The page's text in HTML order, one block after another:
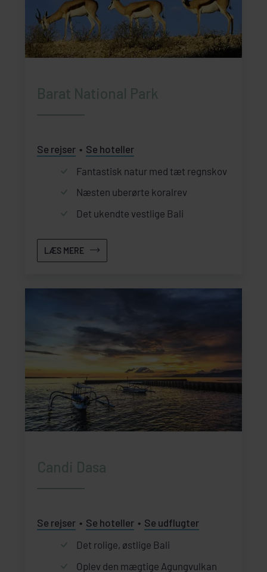
Barat National Park
Se rejser
Se hoteller
Fantastisk natur med tæt regnskov
Næsten uberørte koralrev
Det ukendte vestlige Bali
LÆS MERE
Candi Dasa
Se rejser Se hoteller
Se udflugter
Det rolige, østlige Bali
Oplev den mægtige Agungvulkan